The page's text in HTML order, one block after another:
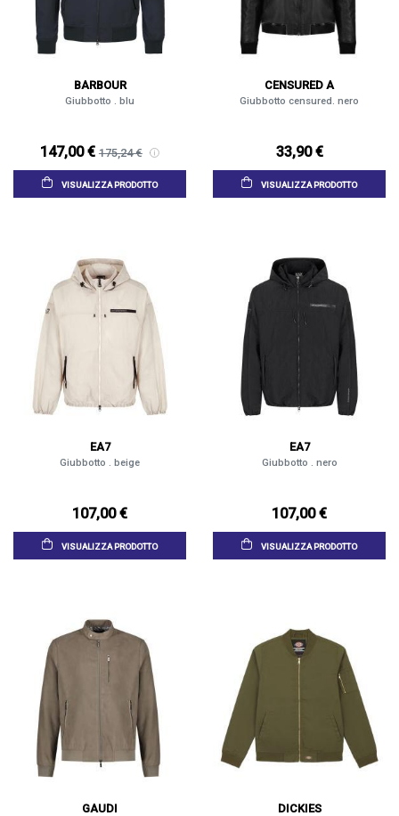
BARBOUR
Giubbotto . blu
147,00 € 175,24 €
VISUALIZZA PRODOTTO
CENSURED A
Giubbotto censured. nero
33,90 €
VISUALIZZA PRODOTTO
EA7
Giubbotto . beige
107,00 €
VISUALIZZA PRODOTTO
EA7
Giubbotto . nero
107,00 €
VISUALIZZA PRODOTTO
GAUDI DICKIES